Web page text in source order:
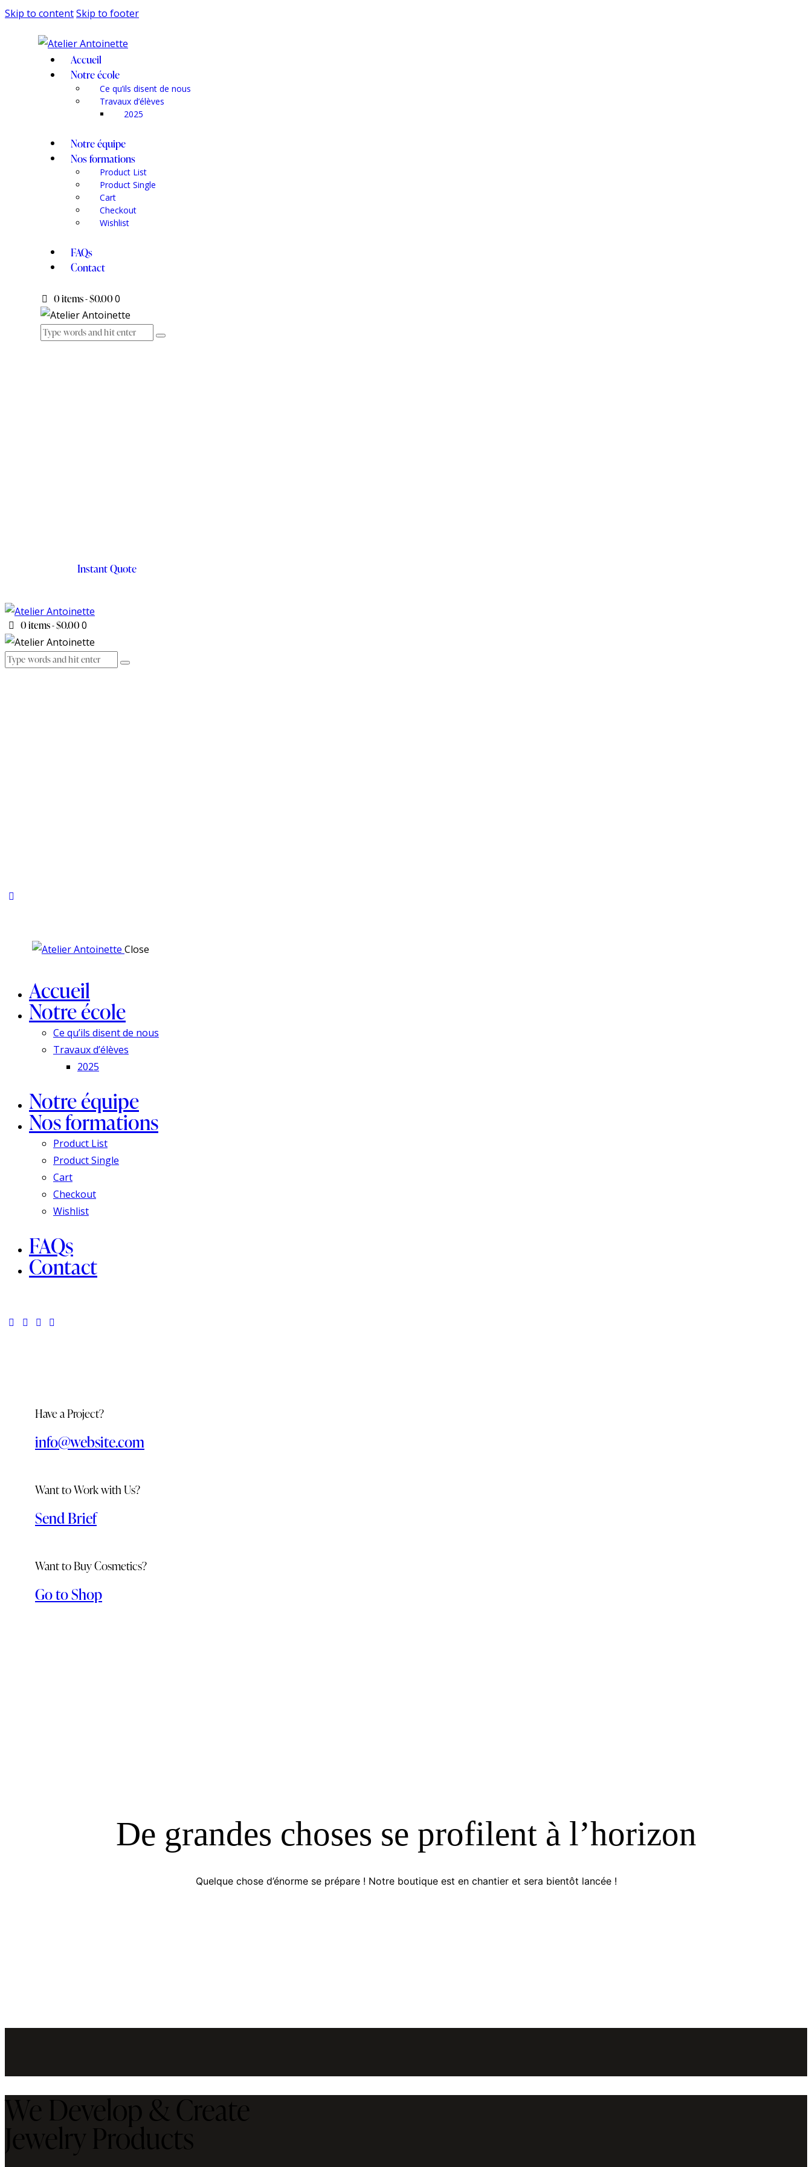
Skip to contentSkip to footer
Accueil
Notre école
Ce qu’ils disent de nous
Travaux d’élèves
2025
Notre équipe
Nos formations
Product List
Product Single
Cart
Checkout
Wishlist
FAQs
Contact
0 items-$0.000
Instant Quote
0 items-$0.000
Close
Accueil
Notre école
Ce qu’ils disent de nous
Travaux d’élèves
2025
Notre équipe
Nos formations
Product List
Product Single
Cart
Checkout
Wishlist
FAQs
Contact
facebook-
twitter-
dribble-instagram
Have a Project?
info@website.com
Want to Work with Us?
Send Brief
Want to Buy Cosmetics?
Go to Shop
De grandes choses se profilent à l’horizon
Quelque chose d’énorme se prépare ! Notre boutique est en chantier et sera bientôt lancée !
We Develop & Create
Jewelry Products